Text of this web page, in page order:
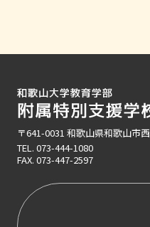
〒641-0031 和歌山県和歌山市
TEL. 073-444-1080
FAX. 073-447-2597